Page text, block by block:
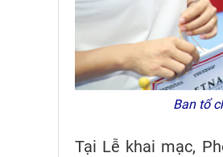
Ban tổ
Tại Lễ khai mạc,